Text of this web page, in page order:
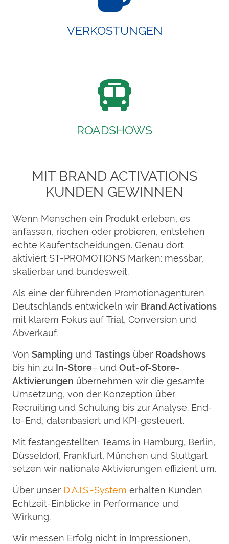
VERKOSTUNGEN
ROADSHOWS
MIT BRAND ACTIVATIONS
KUNDEN GEWINNEN
Wenn Menschen ein Produkt erleben, es
anfassen, riechen oder probieren, entstehen
echte Kaufentscheidungen. Genau dort
aktiviert ST-PROMOTIONS Marken: messbar,
skalierbar und bundesweit.
Als eine der führenden Promotionagenturen
Deutschlands entwickeln wir Brand Activations
mit klarem Fokus auf Trial, Conversion und
Abverkauf.
Von Sampling und Tastings über Roadshows
bis hin zu In-Store– und Out-of-Store-
Aktivierungen übernehmen wir die gesamte
Umsetzung, von der Konzeption über
Recruiting und Schulung bis zur Analyse. End-
to-End, datenbasiert und KPI-gesteuert.
Mit festangestellten Teams in Hamburg, Berlin,
Düsseldorf, Frankfurt, München und Stuttgart
setzen wir nationale Aktivierungen effizient um.
Über unser D.A.I.S.-System erhalten Kunden
Echtzeit-Einblicke in Performance und
Wirkung.
Wir messen Erfolg nicht in Impressionen,